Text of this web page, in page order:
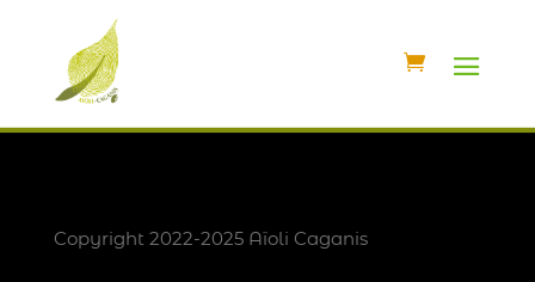
Copyright 2022-2025 Aïoli Caganis